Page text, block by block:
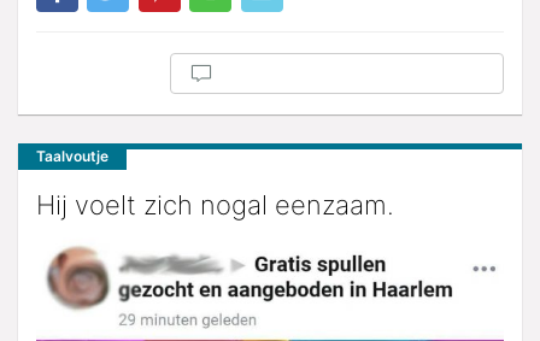
Taalvoutje
Hij voelt zich nogal eenzaam.